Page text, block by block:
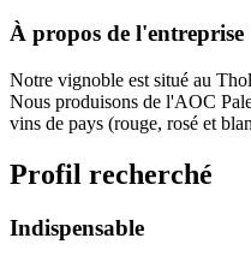
À propos de l'entreprise
Notre vignoble est situé au
Nous produisons de l'AOC
vins de pays (rouge, rosé et
Profil recherché
Indispensable